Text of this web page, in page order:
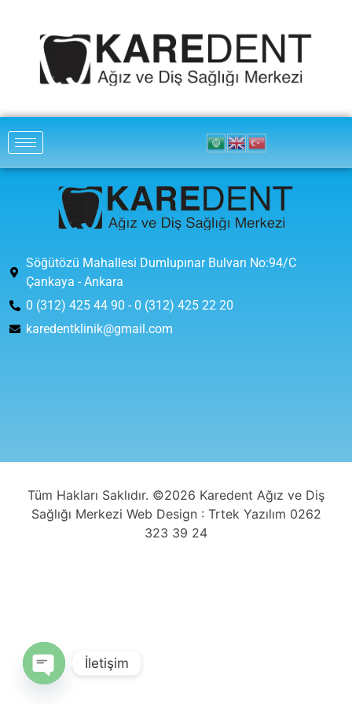
Söğütözü Mahallesi Dumlupınar Bulvarı No:94/C
Çankaya - Ankara
0 (312) 425 44 90 - 0 (312) 425 22 20
karedentklinik@gmail.com
Tüm Hakları Saklıdır. ©2026 Karedent Ağız ve Diş
Sağlığı Merkezi Web Design : Trtek Yazılım 0262
323 39 24
İletişim